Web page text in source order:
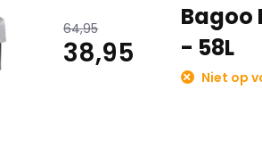
64,95
38,95
Bagoo
- 58L
Niet op